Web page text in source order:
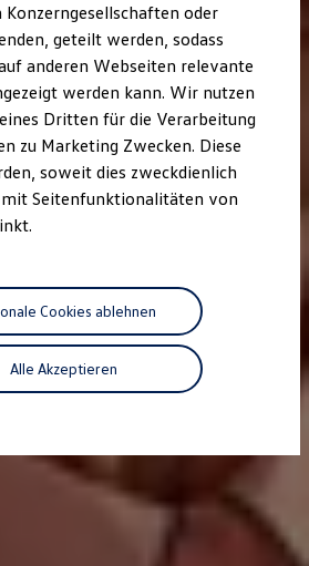
Kosten der Elektrofahrzeuge
für Privatkunden
für Gewerbekunden
& Ratgeber
& Zubehör
im California
Konzerngesellschaften oder
geteilt werden, sodass
anderen Webseiten relevante
werden kann. Wir nutzen
Dritten für die Verarbeitung
zu Marketing Zwecken. Diese
soweit dies zweckdienlich
Seitenfunktionalitäten von
Alle Akzeptieren
Cookies ablehnen